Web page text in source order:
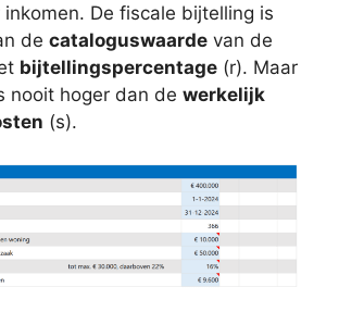
De fiscale bijtelling is
de cataloguswaarde van de
bijtellingspercentage (r). Maar
nooit hoger dan de werkelijk
(s).